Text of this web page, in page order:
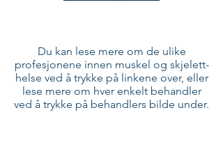
Du kan lese mere om de ulike
profesjonene innen muskel og skjelett-
helse ved å trykke på linkene over, eller
lese mere om hver enkelt behandler
ved å trykke på behandlers bilde under.